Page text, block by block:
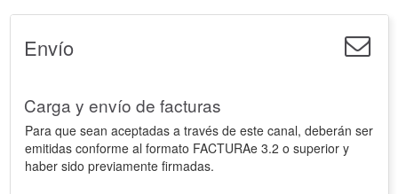
Envío
Carga y envío de facturas
Para que sean aceptadas a través de este canal, deberán ser
emitidas conforme al formato FACTURAe 3.2 o superior y
haber sido previamente firmadas.